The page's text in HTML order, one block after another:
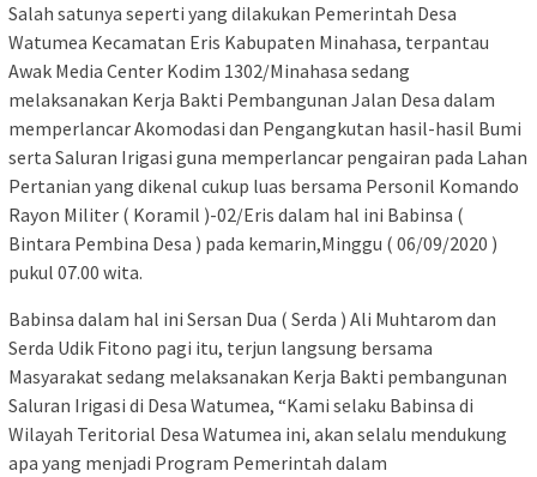
Salah satunya seperti yang dilakukan Pemerintah Desa
Watumea Kecamatan Eris Kabupaten Minahasa, terpantau
Awak Media Center Kodim 1302/Minahasa sedang
melaksanakan Kerja Bakti Pembangunan Jalan Desa dalam
memperlancar Akomodasi dan Pengangkutan hasil-hasil Bumi
serta Saluran Irigasi guna memperlancar pengairan pada Lahan
Pertanian yang dikenal cukup luas bersama Personil Komando
Rayon Militer ( Koramil )-02/Eris dalam hal ini Babinsa (
Bintara Pembina Desa ) pada kemarin,Minggu ( 06/09/2020 )
pukul 07.00 wita.
Babinsa dalam hal ini Sersan Dua ( Serda ) Ali Muhtarom dan
Serda Udik Fitono pagi itu, terjun langsung bersama
Masyarakat sedang melaksanakan Kerja Bakti pembangunan
Saluran Irigasi di Desa Watumea, “Kami selaku Babinsa di
Wilayah Teritorial Desa Watumea ini, akan selalu mendukung
apa yang menjadi Program Pemerintah dalam